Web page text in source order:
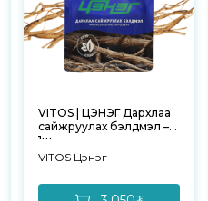
VITOS | ЦЭНЭГ Дархлаа
сайжруулах бэлдмэл –
1ш
VITOS Цэнэг